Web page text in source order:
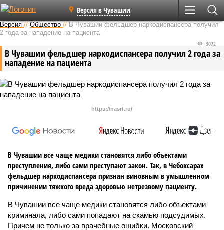
Версия в Чувашии
Версия //Общество //В Чувашии фельдшер наркодиспансера получил
2 года за нападение на пациента
В Чувашии фельдшер наркодиспансера получил 2 года за
нападение на пациента
3072
https://nasrf.ru/
В Чувашии все чаще медики становятся либо объектами
преступления, либо сами преступают закон. Так, в Чебоксарах
фельдшер наркодиспансера признан виновным в умышленном
причинении тяжкого вреда здоровью нетрезвому пациенту.
В Чувашии все чаще медики становятся либо объектами
криминала, либо сами попадают на скамью подсудимых.
Причем не только за врачебные ошибки. Московский